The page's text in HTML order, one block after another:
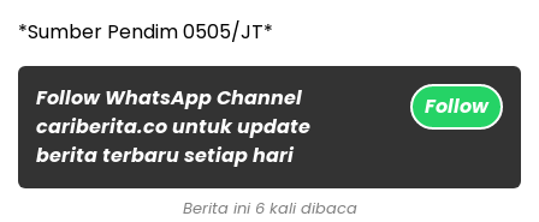
*Sumber Pendim 0505/JT*
Follow WhatsApp Channel
cariberita.co untuk update
berita terbaru setiap hari
Follow
Berita ini 6 kali dibaca